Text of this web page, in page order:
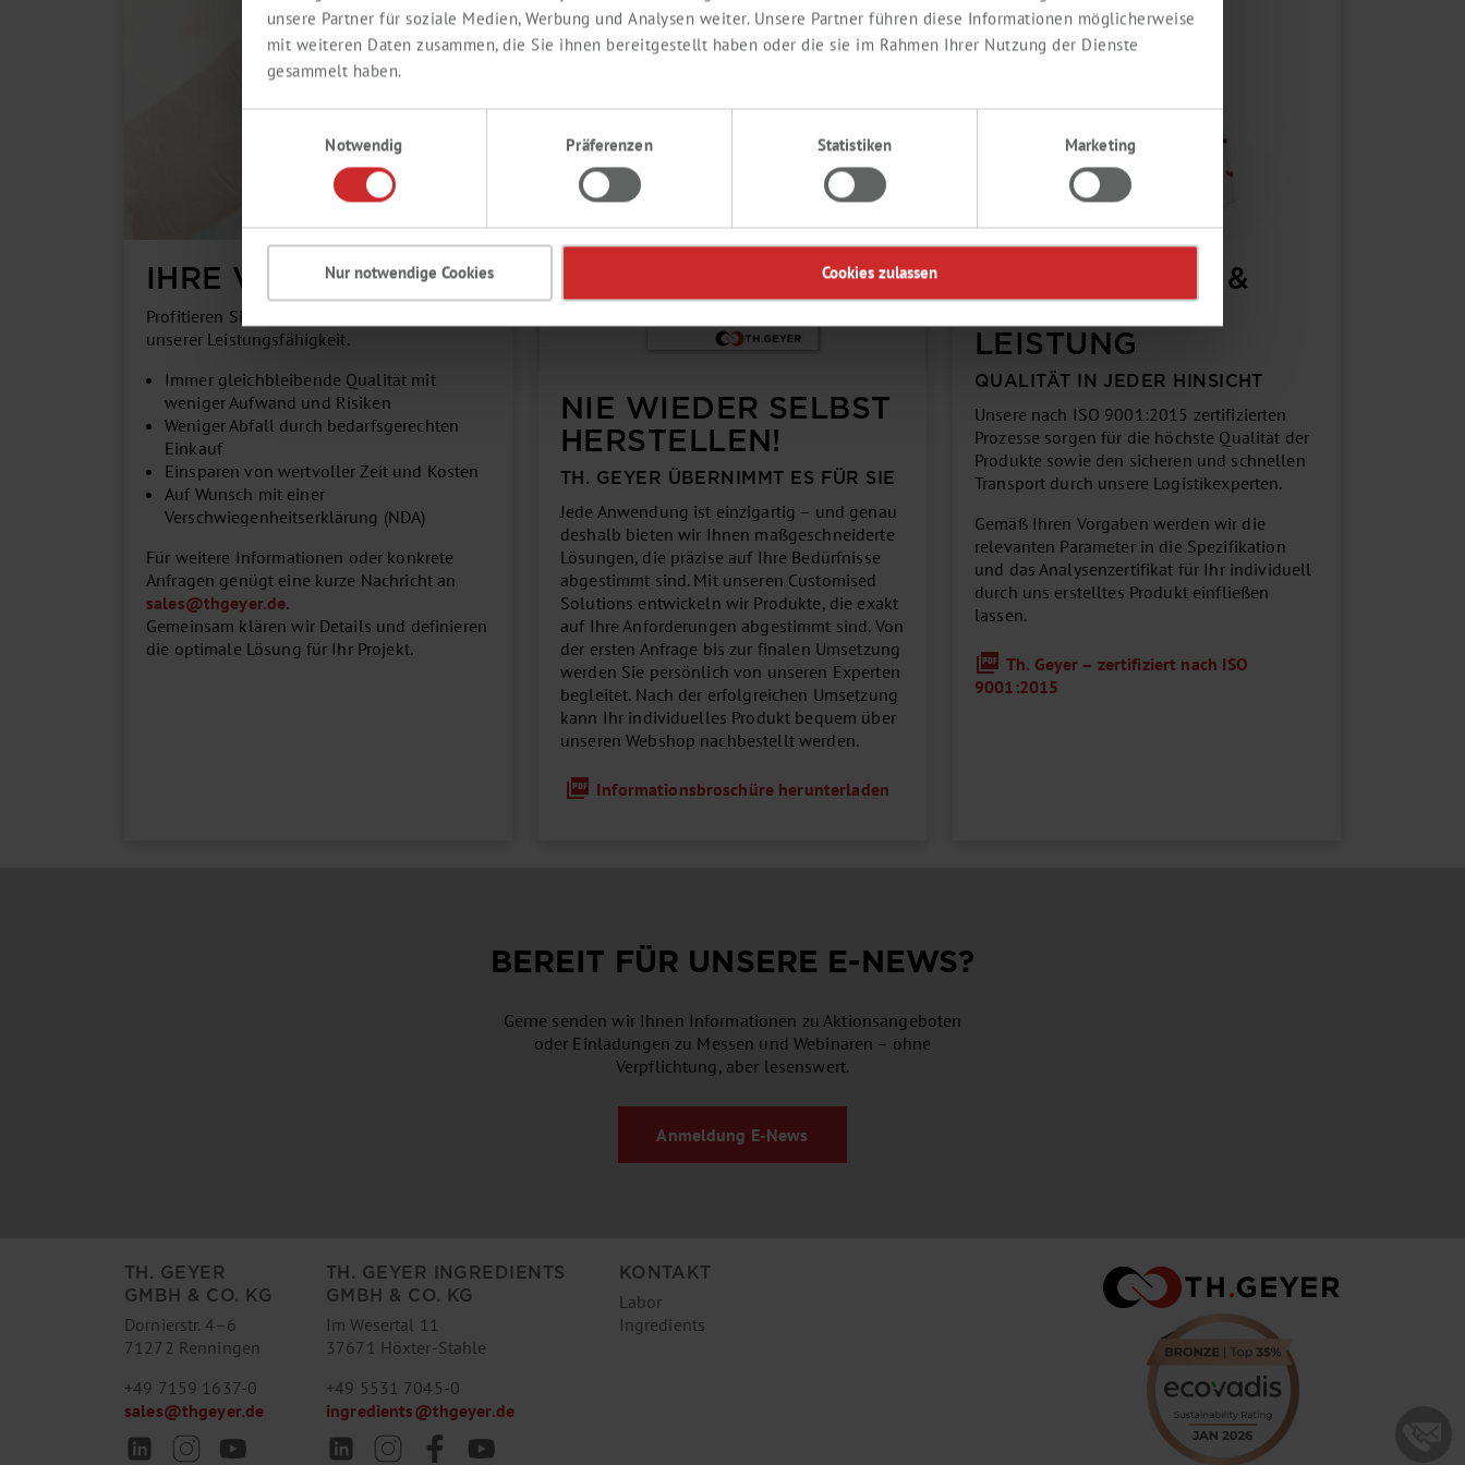
unsere Partner für soziale Medien, Werbung und Analysen weiter. Unsere Partner führen diese Informationen möglicherweise
mit weiteren Daten zusammen, die Sie ihnen bereitgestellt haben oder die sie im Rahmen Ihrer Nutzung der Dienste
gesammelt haben.
Notwendig
Präferenzen Statistiken Marketing
Nur notwendige Cookies Cookies zulassen
IHRE VORTEILE
Profitieren Sie von unserer Expertise und
unserer Leistungsfähigkeit.
Immer gleichbleibende Qualität mit
weniger Aufwand und Risiken
Weniger Abfall durch bedarfsgerechten
Einkauf
Einsparen von wertvoller Zeit und Kosten
Auf Wunsch mit einer
Verschwiegenheitserklärung (NDA)
Für weitere Informationen oder konkrete
Anfragen genügt eine kurze Nachricht an
sales@thgeyer.de.
Gemeinsam klären wir Details und definieren
die optimale Lösung für Ihr Projekt.
NIE WIEDER SELBST
HERSTELLEN!
TH. GEYER ÜBERNIMMT ES FÜR SIE
Jede Anwendung ist einzigartig – und genau
deshalb bieten wir Ihnen maßgeschneiderte
Lösungen, die präzise auf Ihre Bedürfnisse
abgestimmt sind. Mit unseren Customised
Solutions entwickeln wir Produkte, die exakt
auf Ihre Anforderungen abgestimmt sind. Von
der ersten Anfrage bis zur finalen Umsetzung
werden Sie persönlich von unseren Experten
begleitet. Nach der erfolgreichen Umsetzung
kann Ihr individuelles Produkt bequem über
unseren Webshop nachbestellt werden.
Informationsbroschüre herunterladen
ZERTIFIZIERTE &
ERSTKLASSIGE
LEISTUNG
QUALITÄT IN JEDER HINSICHT
Unsere nach ISO 9001:2015 zertifizierten
Prozesse sorgen für die höchste Qualität der
Produkte sowie den sicheren und schnellen
Transport durch unsere Logistikexperten.
Gemäß Ihren Vorgaben werden wir die
relevanten Parameter in die Spezifikation
und das Analysenzertifikat für Ihr individuell
durch uns erstelltes Produkt einfließen
lassen.
Th. Geyer – zertifiziert nach ISO
9001:2015
BEREIT FÜR UNSERE E-NEWS?
Gerne senden wir Ihnen Informationen zu Aktionsangeboten
oder Einladungen zu Messen und Webinaren – ohne
Verpflichtung, aber lesenswert.
Anmeldung E-News
TH. GEYER
GMBH & CO. KG
Dornierstr. 4–6
71272 Renningen
+49 7159 1637-0
sales@thgeyer.de
TH. GEYER INGREDIENTS
GMBH & CO. KG
Im Wesertal 11
37671 Höxter-Stahle
+49 5531 7045-0
ingredients@thgeyer.de
KONTAKT
Labor
Ingredients